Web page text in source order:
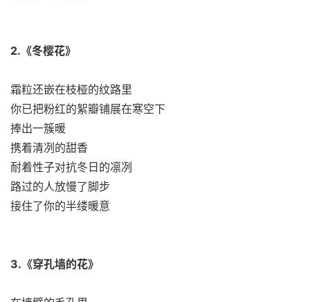
2.《冬樱花》
霜粒还嵌在枝桠的纹路里
你已把粉红的絮瓣铺展在寒空下
捧出一簇暖
携着清冽的甜香
耐着性子对抗冬日的凛冽
路过的人放慢了脚步
接住了你的半缕暖意
3.《穿孔墙的花》